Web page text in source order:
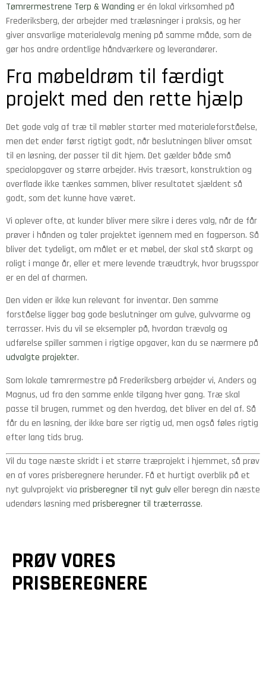
Tømrermestrene Terp & Wanding er én lokal virksomhed på
Frederiksberg, der arbejder med træløsninger i praksis, og her
giver ansvarlige materialevalg mening på samme måde, som de
gør hos andre ordentlige håndværkere og leverandører.
Fra møbeldrøm til færdigt
projekt med den rette hjælp
Det gode valg af træ til møbler starter med materialeforståelse,
men det ender først rigtigt godt, når beslutningen bliver omsat
til en løsning, der passer til dit hjem. Det gælder både små
specialopgaver og større arbejder. Hvis træsort, konstruktion og
overflade ikke tænkes sammen, bliver resultatet sjældent så
godt, som det kunne have været.
Vi oplever ofte, at kunder bliver mere sikre i deres valg, når de får
prøver i hånden og taler projektet igennem med en fagperson. Så
bliver det tydeligt, om målet er et møbel, der skal stå skarpt og
roligt i mange år, eller et mere levende træudtryk, hvor brugsspor
er en del af charmen.
Den viden er ikke kun relevant for inventar. Den samme
forståelse ligger bag gode beslutninger om gulve, gulvvarme og
terrasser. Hvis du vil se eksempler på, hvordan trævalg og
udførelse spiller sammen i rigtige opgaver, kan du se nærmere på
udvalgte projekter.
Som lokale tømrermestre på Frederiksberg arbejder vi, Anders og
Magnus, ud fra den samme enkle tilgang hver gang. Træ skal
passe til brugen, rummet og den hverdag, det bliver en del af. Så
får du en løsning, der ikke bare ser rigtig ud, men også føles rigtig
efter lang tids brug.
Vil du tage næste skridt i et større træprojekt i hjemmet, så prøv
en af vores prisberegnere herunder. Få et hurtigt overblik på et
nyt gulvprojekt via prisberegner til nyt gulveller beregn din næste
udendørs løsning med prisberegner til træterrasse.
PRØV VORES
PRISBEREGNERE